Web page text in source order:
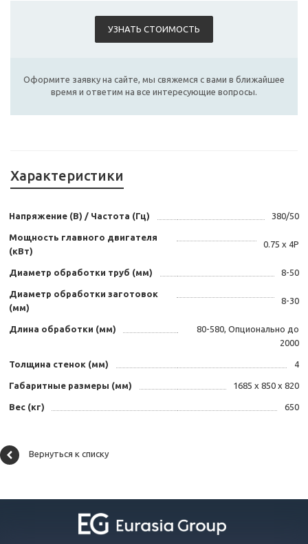
УЗНАТЬ СТОИМОСТЬ
Оформите заявку на сайте, мы свяжемся с вами в ближайшее
время и ответим на все интересующие вопросы.
Характеристики
Напряжение (В) / Частота (Гц) 380/50
Мощность главного двигателя
(кВт)
0.75 x 4P
Диаметр обработки труб (мм) 8-50
Диаметр обработки заготовок
(мм)
8-30
Длина обработки (мм)
80-580, Опционально до
2000
Толщина стенок (мм) 4
Габаритные размеры (мм) 1685 x 850 x 820
Вес (кг) 650
Вернуться к списку